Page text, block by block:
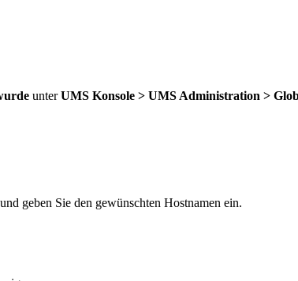
unterUMS Konsole > UMS Administration >
und geben Sie den gewünschten Hostnamen ein.